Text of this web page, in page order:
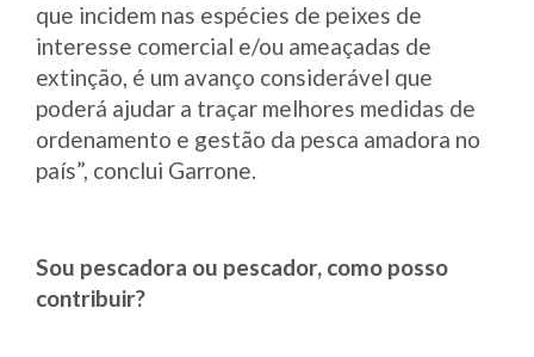
que incidem nas espécies de peixes de
interesse comercial e/ou ameaçadas de
extinção, é um avanço considerável que
poderá ajudar a traçar melhores medidas de
ordenamento e gestão da pesca amadora no
país”, conclui Garrone.
Sou pescadora ou pescador, como posso
contribuir?